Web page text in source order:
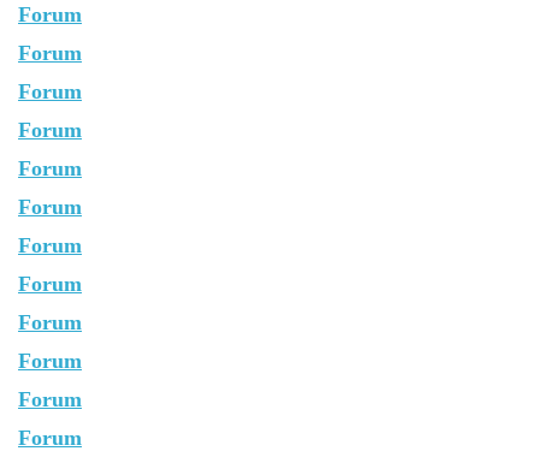
Forum
Forum
Forum
Forum
Forum
Forum
Forum
Forum
Forum
Forum
Forum
Forum